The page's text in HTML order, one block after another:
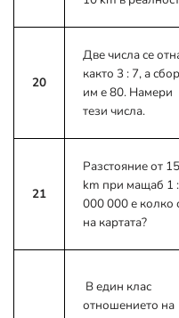
20
Две числа се
както 3 : 7, а
им е 80. Намери
тези числа.
21
Разстояние от
km при мащаб 1
000 000 е колко
на картата?
В един клас
отношението на